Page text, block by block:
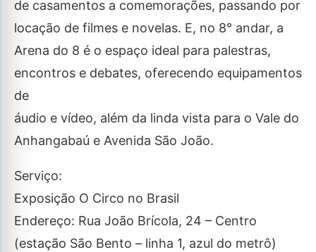
de casamentos a comemorações, passando por
locação de filmes e novelas. E, no 8° andar, a
Arena do 8 é o espaço ideal para palestras,
encontros e debates, oferecendo equipamentos
de
áudio e vídeo, além da linda vista para o Vale do
Anhangabaú e Avenida São João.
Serviço:
Exposição O Circo no Brasil
Endereço: Rua João Brícola, 24 – Centro
(estação São Bento – linha 1, azul do metrô)